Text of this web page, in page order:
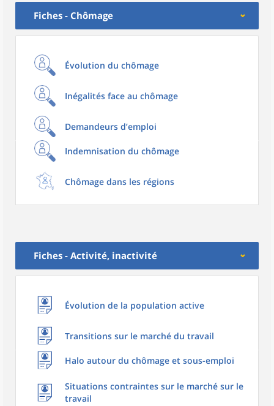
Fiches - Chômage
Évolution du chômage
Inégalités face au chômage
Demandeurs d’emploi
Indemnisation du chômage
Chômage dans les régions
Fiches - Activité, inactivité
Évolution de la population active
Transitions sur le marché du travail
Halo autour du chômage et sous-emploi
Situations contraintes sur le marché sur le
travail